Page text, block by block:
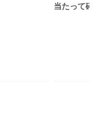
当たって砕